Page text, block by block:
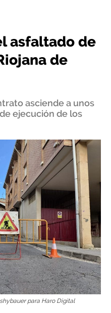
asfaltado de
de
asciende a unos
ejecución de los
para Haro Digital